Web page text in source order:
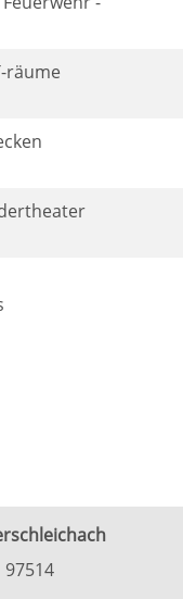
räume